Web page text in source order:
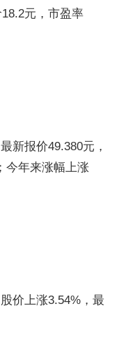
元，市盈率
新报价49.380元，
今年来涨幅上涨
价上涨3.54%，最